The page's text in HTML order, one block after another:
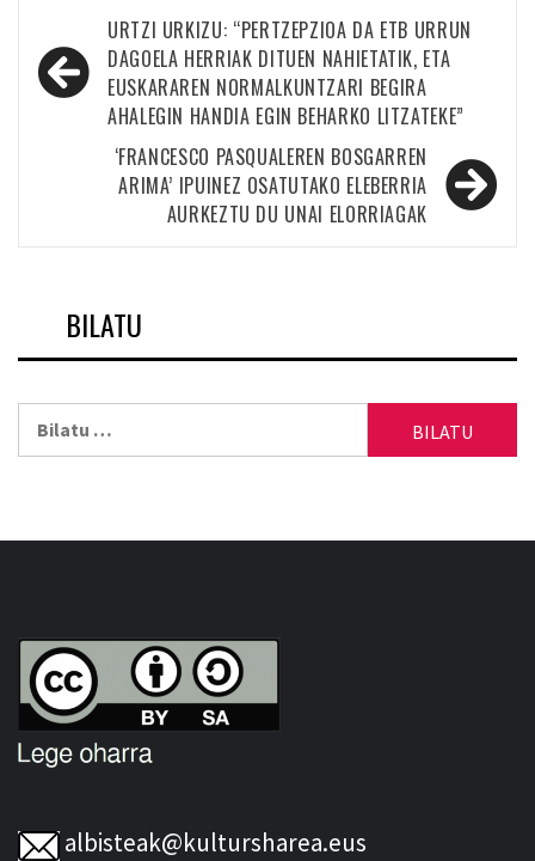
Bidalketetan
zehar
nabigatu
URTZI URKIZU: “PERTZEPZIOA DA ETB URRUN
DAGOELA HERRIAK DITUEN NAHIETATIK, ETA
EUSKARAREN NORMALKUNTZARI BEGIRA
AHALEGIN HANDIA EGIN BEHARKO LITZATEKE”
‘FRANCESCO PASQUALEREN BOSGARREN
ARIMA’ IPUINEZ OSATUTAKO ELEBERRIA
AURKEZTU DU UNAI ELORRIAGAK
BILATU
albisteak@kultursharea.eus